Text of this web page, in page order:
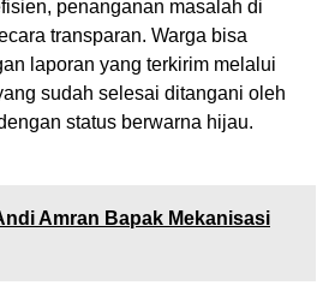
penanganan masalah di
transparan. Warga bisa
laporan yang terkirim melalui
sudah selesai ditangani oleh
status berwarna hijau.
Amran Bapak Mekanisasi